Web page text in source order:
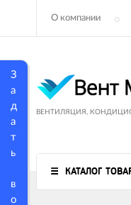
З
а
д
а
т
ь
в
о
О компании
ВЕНТИЛЯЦИЯ,
КАТАЛОГ